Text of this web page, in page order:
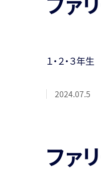
１・２・３
2024.07.5
ファ